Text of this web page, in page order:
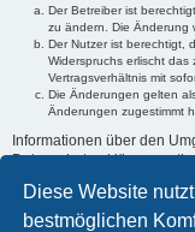
Diese Website
bestmöglichen
Der Betreiber ist
zu ändern. Die Änderung
Der Nutzer ist berechtigt,
Widerspruchs erlischt
Vertragsverhältnis mit
Die Änderungen gelten
Änderungen zugestimmt
Informationen über den
Datenschutzerklärung
Zurück zur vorherigen